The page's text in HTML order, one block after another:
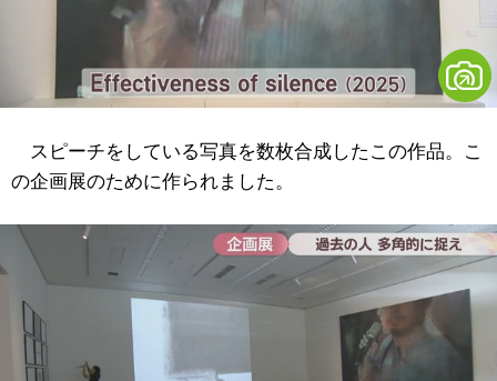
スピーチをしている写真を数枚合成したこの作品。こ
の企画展のために作られました。